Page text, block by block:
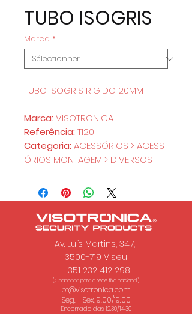
TUBO ISOGRIS
Marca *
TUBO ISOGRIS RIGIDO 20MM
Marca: VISOTRONICA
Referência: TI20
Categoria: ACESSÓRIOS > ACESS
ÓRIOS MONTAGEM > DIVERSOS
Av. Luís Martins, 347,
3500-719 Viseu
+351 232 412 298
(Chamada para a rede fixa nacional.)
pt@visotronica.com
Seg. - Sex. 9.00/19.00
Encerrado das 12.30/14.30